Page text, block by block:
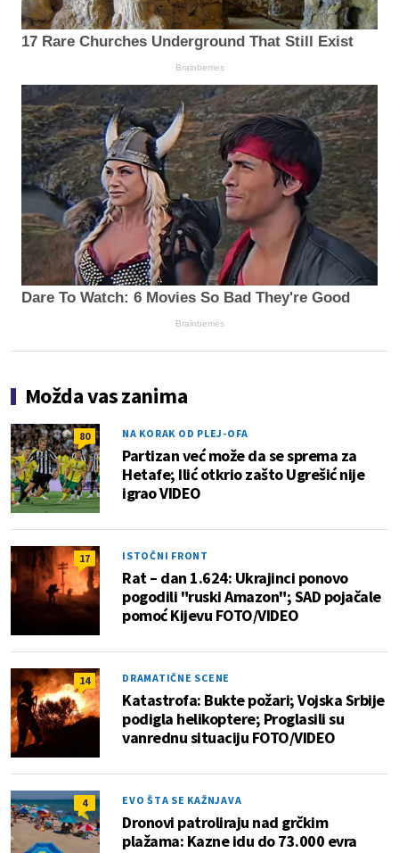
17 Rare Churches Underground That Still Exist
Brainberries
Dare To Watch: 6 Movies So Bad They're Good
Brainberries
Možda vas zanima
80 NA KORAK OD PLEJ-OFA
Partizan već može da se sprema za
Hetafe; Ilić otkrio zašto Ugrešić nije
igrao VIDEO
17 ISTOČNI FRONT
Rat – dan 1.624: Ukrajinci ponovo
pogodili "ruski Amazon"; SAD pojačale
pomoć Kijevu FOTO/VIDEO
14 DRAMATIČNE SCENE
Katastrofa: Bukte požari; Vojska Srbije
podigla helikoptere; Proglasili su
vanrednu situaciju FOTO/VIDEO
4 EVO ŠTA SE KAŽNJAVA
Dronovi patroliraju nad grčkim
plažama: Kazne idu do 73.000 evra